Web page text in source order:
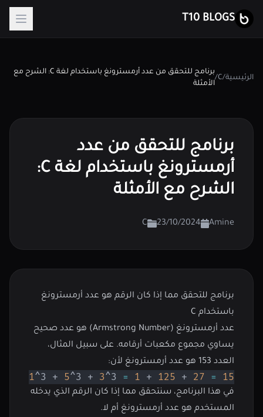
T10 BLOGS
الرئيسية/
C
/
برنامج للتحقق من عدد أرمسترونغ باستخدام لغة C: الشرح مع
الأمثلة
برنامج للتحقق من عدد
أرمسترونغ باستخدام لغة C:
الشرح مع الأمثلة
Amine
23/10/2024
C
برنامج للتحقق مما إذا كان الرقم هو عدد أرمسترونغ
باستخدام C
عدد أرمسترونغ (Armstrong Number) هو عدد صحيح
يساوي مجموع مكعبات أرقامه. على سبيل المثال،
العدد 153 هو عدد أرمسترونغ لأن:
1^3 + 5^3 + 3^3 = 1 + 125 + 27 = 153
في هذا البرنامج، سنتحقق مما إذا كان الرقم الذي يدخله
المستخدم هو عدد أرمسترونغ أم لا.